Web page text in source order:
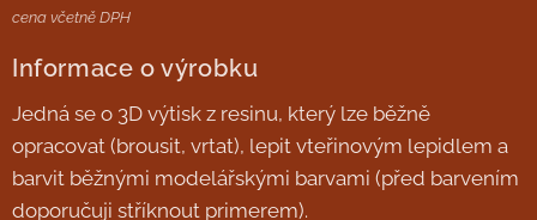
cena včetně DPH
Informace o výrobku
Jedná se o 3D výtisk z resinu, který lze běžně
opracovat (brousit, vrtat), lepit vteřinovým lepidlem a
barvit běžnými modelářskými barvami (před barvením
doporučuji stříknout primerem).